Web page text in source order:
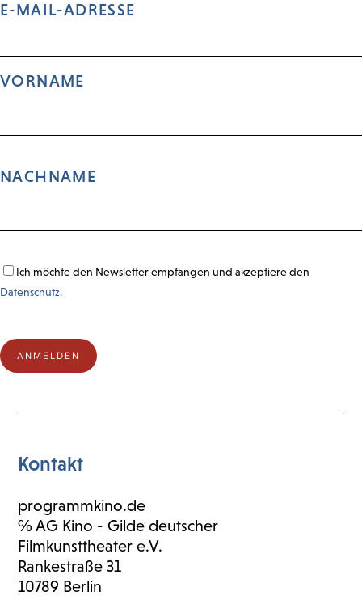
E-MAIL-ADRESSE
VORNAME
NACHNAME
Ich möchte den Newsletter empfangen und akzeptiere den
Datenschutz.
Kontakt
programmkino.de
℅ AG Kino - Gilde deutscher
Filmkunsttheater e.V.
Rankestraße 31
10789 Berlin